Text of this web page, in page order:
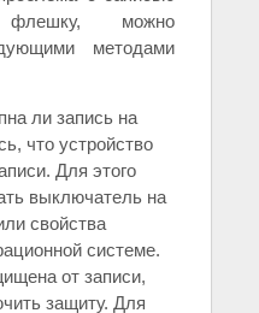
можно
методами
ли запись на
что устройство
Для этого
выключатель на
свойства
системе.
от записи,
защиту. Для